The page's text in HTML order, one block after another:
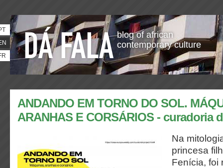
blog of african
contemporary culture
ANDANDO EM TORNO DO SOL.
ARANHAS E CORSÁRIOS - curadoria
Na
princesa
Fenícia, foi